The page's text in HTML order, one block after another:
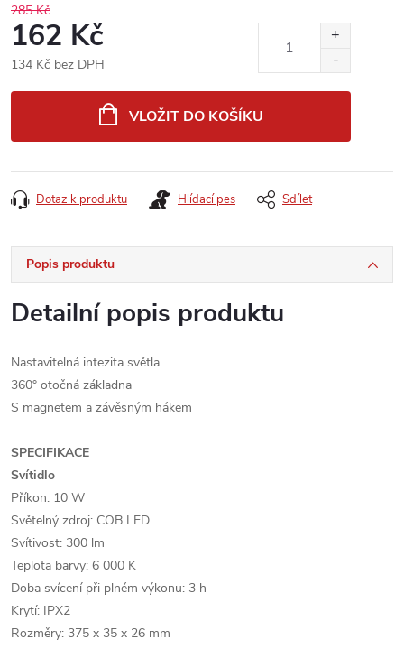
285 Kč
162 Kč
134 Kč bez DPH
VLOŽIT DO KOŠÍKU
Dotaz k produktu Hlídací pes Sdílet
Popis produktu
Detailní popis produktu
Nastavitelná intezita světla
360° otočná základna
S magnetem a závěsným hákem
SPECIFIKACE
Svítidlo
Příkon: 10 W
Světelný zdroj: COB LED
Svítivost: 300 lm
Teplota barvy: 6 000 K
Doba svícení při plném výkonu: 3 h
Krytí: IPX2
Rozměry: 375 x 35 x 26 mm